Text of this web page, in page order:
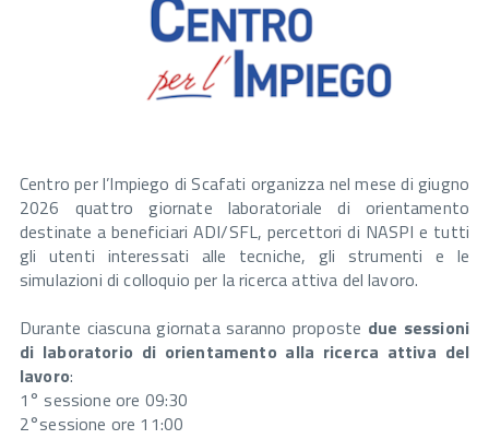
Centro per l’Impiego di Scafati organizza nel mese di giugno
2026 quattro giornate laboratoriale di orientamento
destinate a beneficiari ADI/SFL, percettori di NASPI e tutti
gli utenti interessati alle tecniche, gli strumenti e le
simulazioni di colloquio per la ricerca attiva del lavoro.
Durante ciascuna giornata saranno proposte due sessioni
di laboratorio di orientamento alla ricerca attiva del
lavoro:
1° sessione ore 09:30
2°sessione ore 11:00